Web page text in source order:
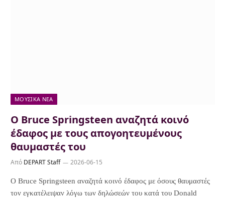
ΜΟΥΣΙΚΆ ΝΈΑ
Ο Bruce Springsteen αναζητά κοινό
έδαφος με τους απογοητευμένους
θαυμαστές του
Από DEPART Staff 2026-06-15
Ο Bruce Springsteen αναζητά κοινό έδαφος με όσους θαυμαστές
τον εγκατέλειψαν λόγω των δηλώσεών του κατά του Donald